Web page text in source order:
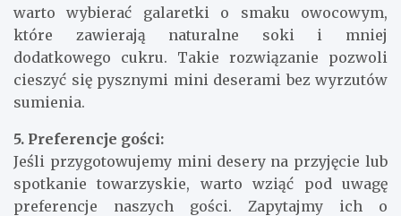
warto wybierać galaretki o smaku owocowym,
które zawierają naturalne soki i mniej
dodatkowego cukru. Takie rozwiązanie pozwoli
cieszyć się pysznymi mini deserami bez wyrzutów
sumienia.
5. Preferencje gości:
Jeśli przygotowujemy mini desery na przyjęcie lub
spotkanie towarzyskie, warto wziąć pod uwagę
preferencje naszych gości. Zapytajmy ich o